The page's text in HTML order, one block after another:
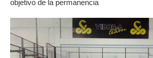
objetivo de la permanencia